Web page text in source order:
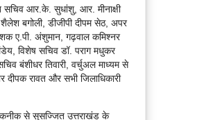
आर.के. सुधांशु, आर. मीनाक्षी
बगोली, डीजीपी दीपम सेठ, अपर
ए.पी. अंशुमान, गढ़वाल कमिश्नर
विशेष सचिव डॉ. पराग मधुकर
बंशीधर तिवारी, वर्चुअल माध्यम से
दीपक रावत और सभी जिलाधिकारी
से सुसज्जित उत्तराखंड के